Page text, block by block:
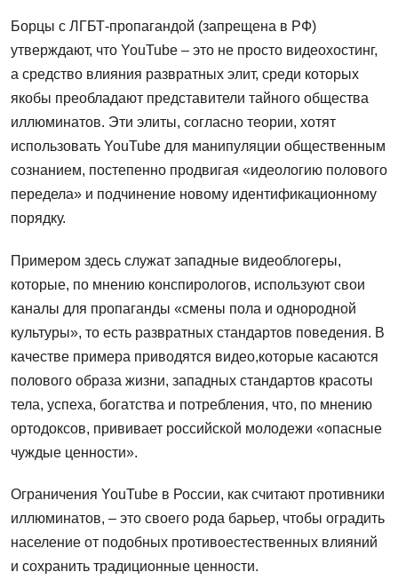
Борцы с ЛГБТ-пропагандой (запрещена в РФ)
утверждают, что YouTube – это не просто видеохостинг,
а средство влияния развратных элит, среди которых
якобы преобладают представители тайного общества
иллюминатов. Эти элиты, согласно теории, хотят
использовать YouTube для манипуляции общественным
сознанием, постепенно продвигая «идеологию полового
передела» и подчинение новому идентификационному
порядку.
Примером здесь служат западные видеоблогеры,
которые, по мнению конспирологов, используют свои
каналы для пропаганды «смены пола и однородной
культуры», то есть развратных стандартов поведения. В
качестве примера приводятся видео,которые касаются
полового образа жизни, западных стандартов красоты
тела, успеха, богатства и потребления, что, по мнению
ортодоксов, прививает российской молодежи «опасные
чуждые ценности».
Ограничения YouTube в России, как считают противники
иллюминатов, – это своего рода барьер, чтобы оградить
население от подобных противоестественных влияний
и сохранить традиционные ценности.